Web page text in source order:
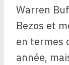
Warren
Bezos et
en termes
année,